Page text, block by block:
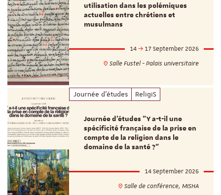
utilisation dans les polémiques
actuelles entre chrétiens et
musulmans
14
17 September 2026
Salle Fustel - Palais universitaire
Journée d'études ReligiS
Journée d’études "Y a-t-il une
spécificité française de la prise en
compte de la religion dans le
domaine de la santé ?"
14 September 2026
Salle de conférence, MISHA